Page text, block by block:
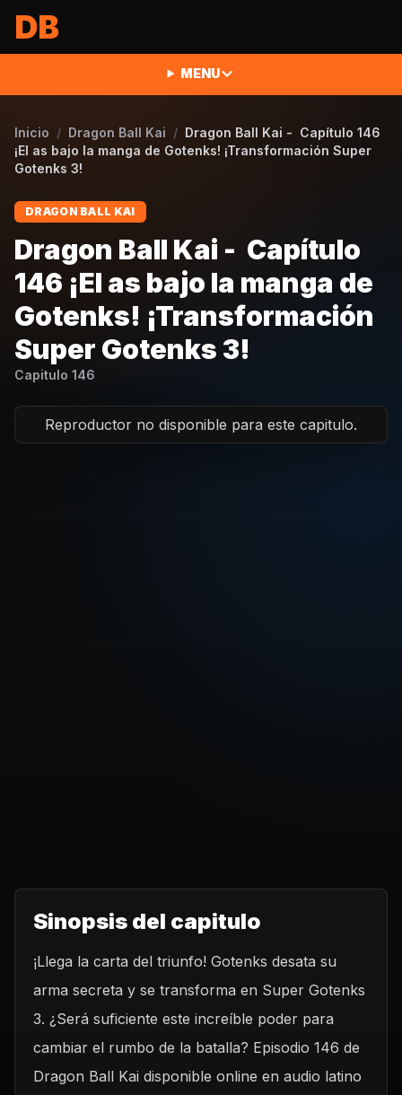
DB
MENU
Inicio / Dragon Ball Kai / Dragon Ball Kai - Capítulo 146
¡El as bajo la manga de Gotenks! ¡Transformación Super
Gotenks 3!
DRAGON BALL KAI
Dragon Ball Kai - Capítulo
146 ¡El as bajo la manga de
Gotenks! ¡Transformación
Super Gotenks 3!
Capitulo 146
Reproductor no disponible para este capitulo.
Sinopsis del capitulo
¡Llega la carta del triunfo! Gotenks desata su
arma secreta y se transforma en Super Gotenks
3. ¿Será suficiente este increíble poder para
cambiar el rumbo de la batalla? Episodio 146 de
Dragon Ball Kai disponible online en audio latino